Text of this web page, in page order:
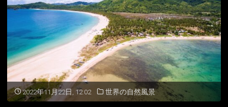
の
色
ィ
2022年11月22日, 12:02 世界の自然風景